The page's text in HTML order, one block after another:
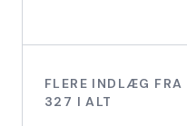
FLERE INDLÆG FRA
327 I ALT